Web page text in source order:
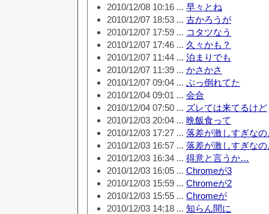
2010/12/08 10:16 ... 早々とね
2010/12/07 18:53 ... 古かろうが
2010/12/07 17:59 ... コタツなう
2010/12/07 17:46 ... 久々かも？
2010/12/07 11:44 ... 泊まりでも
2010/12/07 11:39 ... かさかさ
2010/12/07 09:04 ... ぶっ倒れてた
2010/12/04 09:01 ... 会合
2010/12/04 07:50 ... ズレては来てるけど
2010/12/03 20:04 ... 晩飯食って
2010/12/03 17:27 ... 落差が激しすぎな
2010/12/03 16:57 ... 落差が激しすぎな
2010/12/03 16:34 ... 得意と言うか…
2010/12/03 16:05 ... Chromeが3
2010/12/03 15:59 ... Chromeが2
2010/12/03 15:55 ... Chromeが
2010/12/03 14:18 ... 知らん間に